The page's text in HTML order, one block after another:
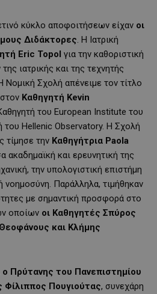
κύκλο αποφοιτήσεων είχαν οι
Διδάκτορες. Η Ιατρική
Eric Topol για την καθοριστική
ιατρικής και της τεχνητής
Νομική Σχολή απένειμε τον τίτλο
Καθηγητή Kevin
του European Institute του
του Hellenic Observatory. Η Σχολή
τίμησε την Καθηγήτρια Paola
ακαδημαϊκή και ερευνητική της
την υπολογιστική επιστήμη
νοημοσύνη. Παράλληλα, τιμήθηκαν
με σημαντική προσφορά στο
οποίων οι Καθηγητές Σπύρος
και Κλήμης
ο Πρύτανης του Πανεπιστημίου
Πουγιούτας, συνεχάρη